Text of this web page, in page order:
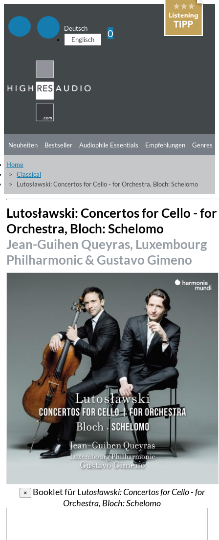
Deutsch
Englisch
0
Neuheiten Bestseller Audiophile Essentials Empfehlungen
Hörtipps
Videos
Genres
Home
Classical
Lutosławski: Concertos for Cello - for Orchestra, Bloch: Schelomo
Lutosławski: Concertos for Cello - for
Orchestra, Bloch: Schelomo
Jean-Guihen Queyras, Luxembourg
Philharmonic & Gustavo Gimeno
× Booklet fürLutosławski: Concertos for Cello - for
Orchestra, Bloch: Schelomo